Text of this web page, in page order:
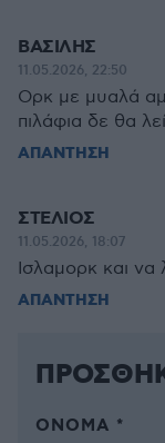
ΒΑΣΙΛΗΣ
11.05.2026, 22:50
Ορκ με μυαλά
πιλάφια δε θα
ΑΠΑΝΤΗΣΗ
ΣΤΕΛΙΟΣ
11.05.2026, 18:07
Ισλαμορκ και να
ΑΠΑΝΤΗΣΗ
ΌΝΟΜΑ *